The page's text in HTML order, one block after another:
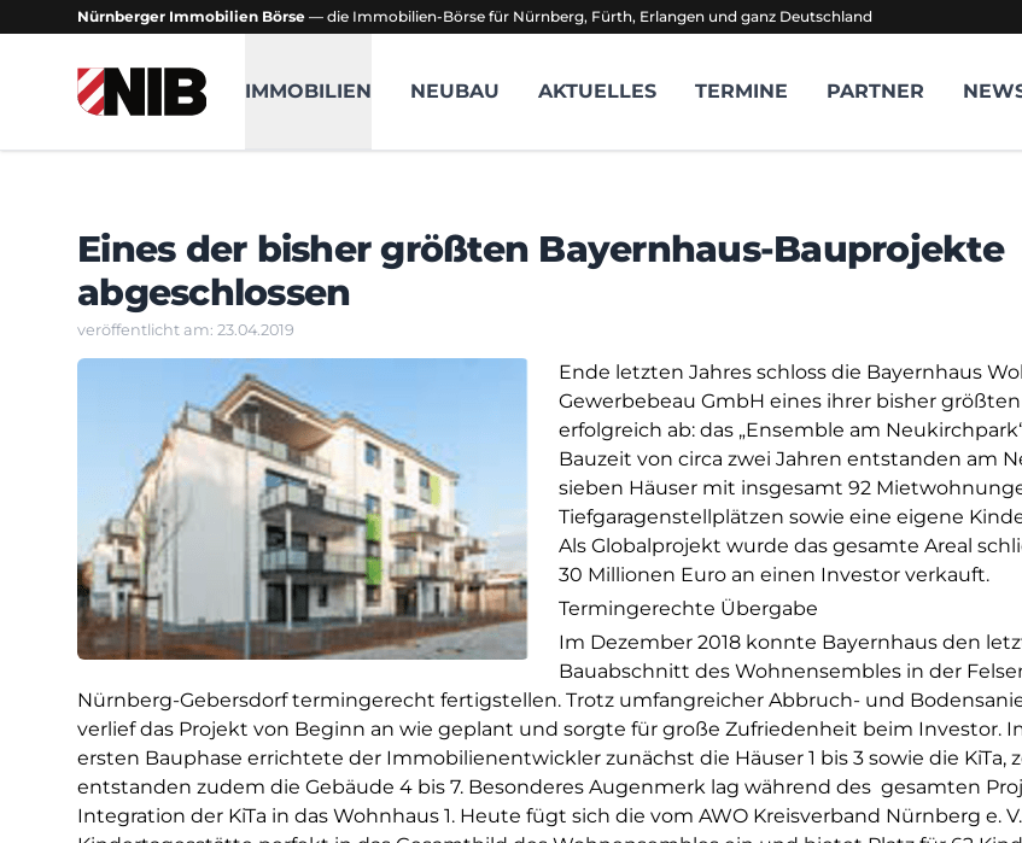
Nürnberger Immobilien Börse — die Immobilien-Börse für Nürnberg, Fürth, Erlangen und ganz Deutschland
NIB - Nürnberger Immobilien Börse
IMMOBILIEN NEUBAU AKTUELLES TERMINE PARTNER
Eines der bisher größten Bayernhaus-Bauprojekte
abgeschlossen
veröffentlicht am: 23.04.2019
Ende letzten Jahres schloss die Bayernhaus
Gewerbebeau GmbH eines ihrer bisher
erfolgreich ab: das „Ensemble am
Bauzeit von circa zwei Jahren entstanden am
sieben Häuser mit insgesamt 92
Tiefgaragenstellplätzen sowie eine eigene
Als Globalprojekt wurde das gesamte Areal
30 Millionen Euro an einen Investor verkauft.
Termingerechte Übergabe
Im Dezember 2018 konnte Bayernhaus den
Bauabschnitt des Wohnensembles in der
Nürnberg-Gebersdorf termingerecht fertigstellen. Trotz umfangreicher Abbruch- und
verlief das Projekt von Beginn an wie geplant und sorgte für große Zufriedenheit beim Investor.
ersten Bauphase errichtete der Immobilienentwickler zunächst die Häuser 1 bis 3 sowie die KiTa,
entstanden zudem die Gebäude 4 bis 7. Besonderes Augenmerk lag während des gesamten
Integration der KiTa in das Wohnhaus 1. Heute fügt sich die vom AWO Kreisverband Nürnberg e.